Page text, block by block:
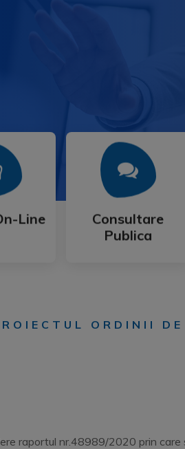
Line
Line
Consultare
Publica
Consultare
Publica
Mai Mult
ORDINII
raportul nr.48989/2020 prin care